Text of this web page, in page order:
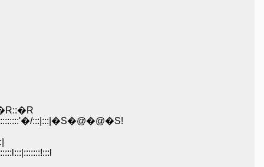
:::|:::|�S�@�@�S!